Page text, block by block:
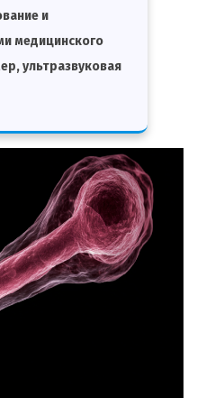
и
медицинского
ультразвуковая